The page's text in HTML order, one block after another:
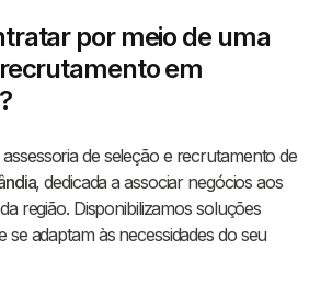
por meio de uma
em
de seleção e recrutamento de
, dedicada a associar negócios aos
região. Disponibilizamos soluções
se adaptam às necessidades do seu